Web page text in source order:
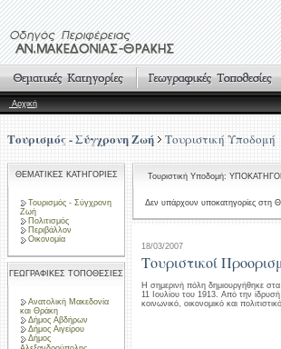
Αρχική
Τουρισμός - Σύγχρονη Ζωή Τουριστική Υποδομή
ΘΕΜΑΤΙΚΕΣ ΚΑΤΗΓΟΡΙΕΣ
Τουρισμός - Σύγχρονη
Ζωή
Πολιτισμός
Περιβάλλον
Οικονομία
ΓΕΩΓΡΑΦΙΚΕΣ ΤΟΠΟΘΕΣΙΕΣ
Ανατολική Μακεδονία
και Θράκη
Δήμος Αβδήρων
Δήμος Αιγείρου
Δήμος
Τουριστική Υποδομή:
Δεν υπάρχουν υποκατηγορίες στη
18/03/2007
Τουριστικοί
Η σημερινή πόλη δημιουργήθηκε
11 Ιουλίου του 1913. Από την ίδρυσή
κοινωνικό, οικονομικό και